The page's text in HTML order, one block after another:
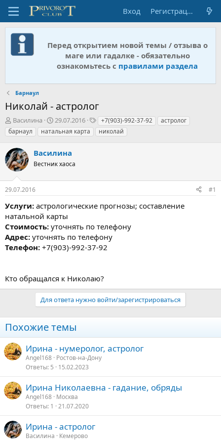
Вход Регистрация
Перед открытием новой темы / отзыва о
маге или гадалке - обязательно
ознакомьтесь с правилами раздела
Барнаул
Николай - астролог
А
в
т
о
р
т
е
м
ы
Василина
Д
а
т
н
а
а
29.07.2016
Т
е
г
+7(903)-992-37-92
астролог
барнаул
натальная карта николай
Василина
Вестник хаоса
29.07.2016 #1
Услуги: астрологические прогнозы; составление
натальной карты
Стоимость: уточнять по телефону
Адрес: уточнять по телефону
Телефон: +7(903)-992-37-92
Кто обращался к Николаю?
Для ответа нужно войти/зарегистрироваться
Похожие темы
Ирина - нумеролог, астролог
Angel168 Ростов-на-Дону
Ответы 5 15.02.2023
Ирина Николаевна - гадание, обряды
Angel168 Москва
Ответы 1 21.07.2020
Ирина - астролог
Василина
Кемерово